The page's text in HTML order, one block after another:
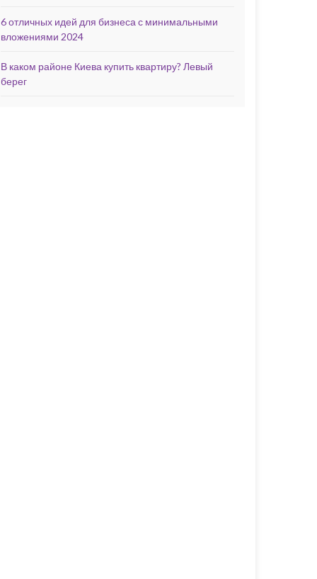
6 отличных идей для бизнеса с минимальными
вложениями 2024
В каком районе Киева купить квартиру? Левый
берег